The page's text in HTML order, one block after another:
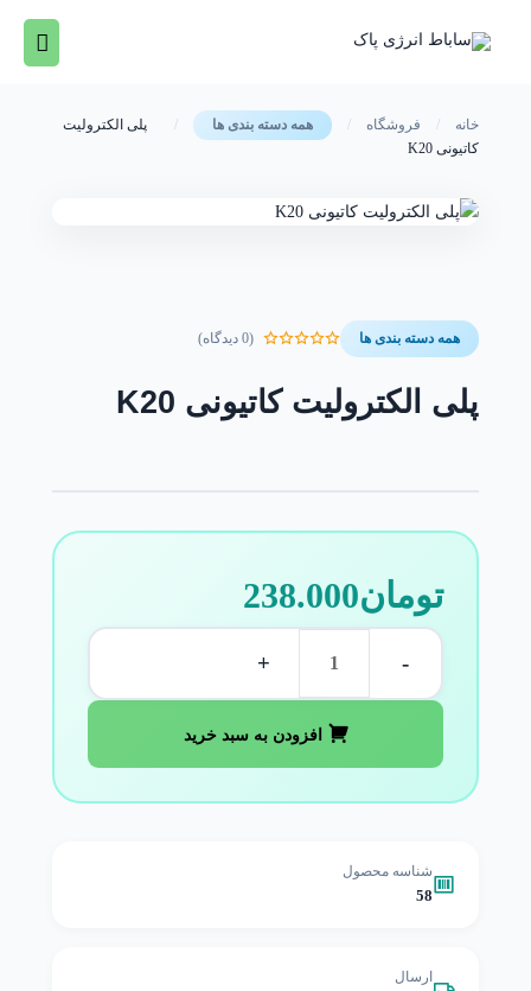
خانه / فروشگاه / همه دسته بندی ها /
پلی الکترولیت
کاتیونی K20
همه دسته بندی ها (0 دیدگاه)
پلی الکترولیت کاتیونی K20
تومان238.000
-
+
افزودن به سبد خرید
شناسه محصول
58
ارسال